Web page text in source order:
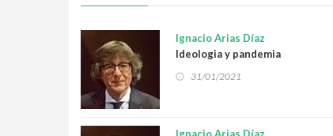
Ignacio Arias Díaz
Ideologia y pandemia
31/01/2021